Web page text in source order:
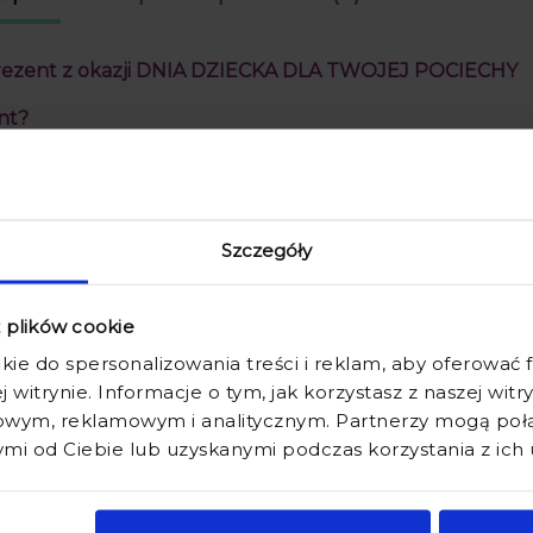
Szczegóły
plików cookie
do spersonalizowania treści i reklam, aby oferować
witrynie. Informacje o tym, jak korzystasz z naszej
reklamowym i analitycznym. Partnerzy mogą
od Ciebie lub uzyskanymi podczas korzystania z ich
z okazji DNIA DZIECKA DLA TWOJEJ POCIECHY
CZY CHRZEŚNIAKA pięknym podarunkiem?
,
Ci na tej wyjątkowej osobie.Poduszka z nadrukiem będzie
drzemek w żłobku czy przedszkolu.
produkty i stwórz niezapomniany komplet wraz z fartuszkiem i